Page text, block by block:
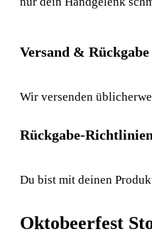
Versand & Rückgabe
Wir versenden
Rückgabe-Richtlinien
Du bist mit deinen
Oktobeerfest